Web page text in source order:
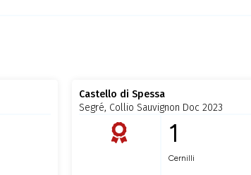
Castello di Spessa
Segré, Collio Sauvignon Doc 2023
1
Cernilli